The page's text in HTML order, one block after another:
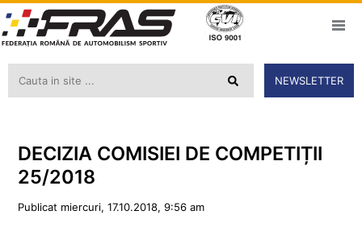
NEWSLETTER
DECIZIA COMISIEI DE COMPETIȚII
25/2018
Publicat miercuri, 17.10.2018, 9:56 am